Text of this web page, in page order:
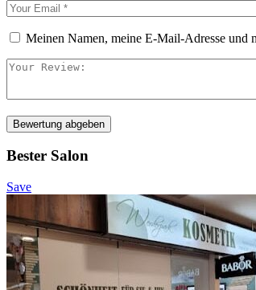
Meinen Namen, meine E-Mail-Adresse und
Bewertung abgeben
Bester Salon
Save